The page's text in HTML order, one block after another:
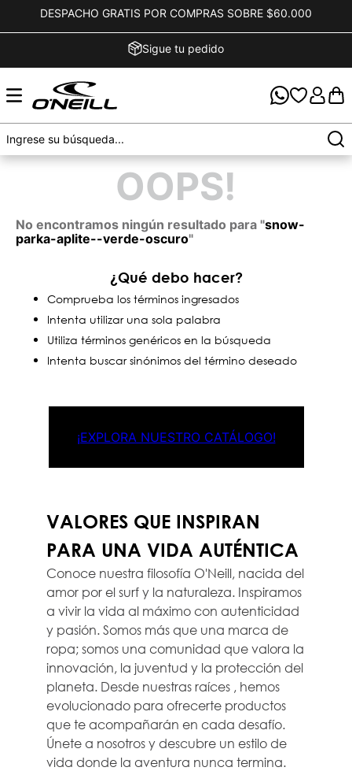
DESPACHO GRATIS POR COMPRAS SOBRE $60.000
Sigue tu pedido
OOPS!
No encontramos ningún resultado para "snow-
parka-aplite--verde-oscuro"
¿Qué debo hacer?
Comprueba los términos ingresados
Intenta utilizar una sola palabra
Utiliza términos genéricos en la búsqueda
Intenta buscar sinónimos del término deseado
¡EXPLORA NUESTRO CATÁLOGO!
VALORES QUE INSPIRAN
PARA UNA VIDA AUTÉNTICA
Conoce nuestra filosofía O'Neill, nacida del
amor por el surf y la naturaleza. Inspiramos
a vivir la vida al máximo con autenticidad
y pasión. Somos más que una marca de
ropa; somos una comunidad que valora la
innovación, la juventud y la protección del
planeta. Desde nuestras raíces , hemos
evolucionado para ofrecerte productos
que te acompañarán en cada desafío.
Únete a nosotros y descubre un estilo de
vida donde la aventura nunca termina.